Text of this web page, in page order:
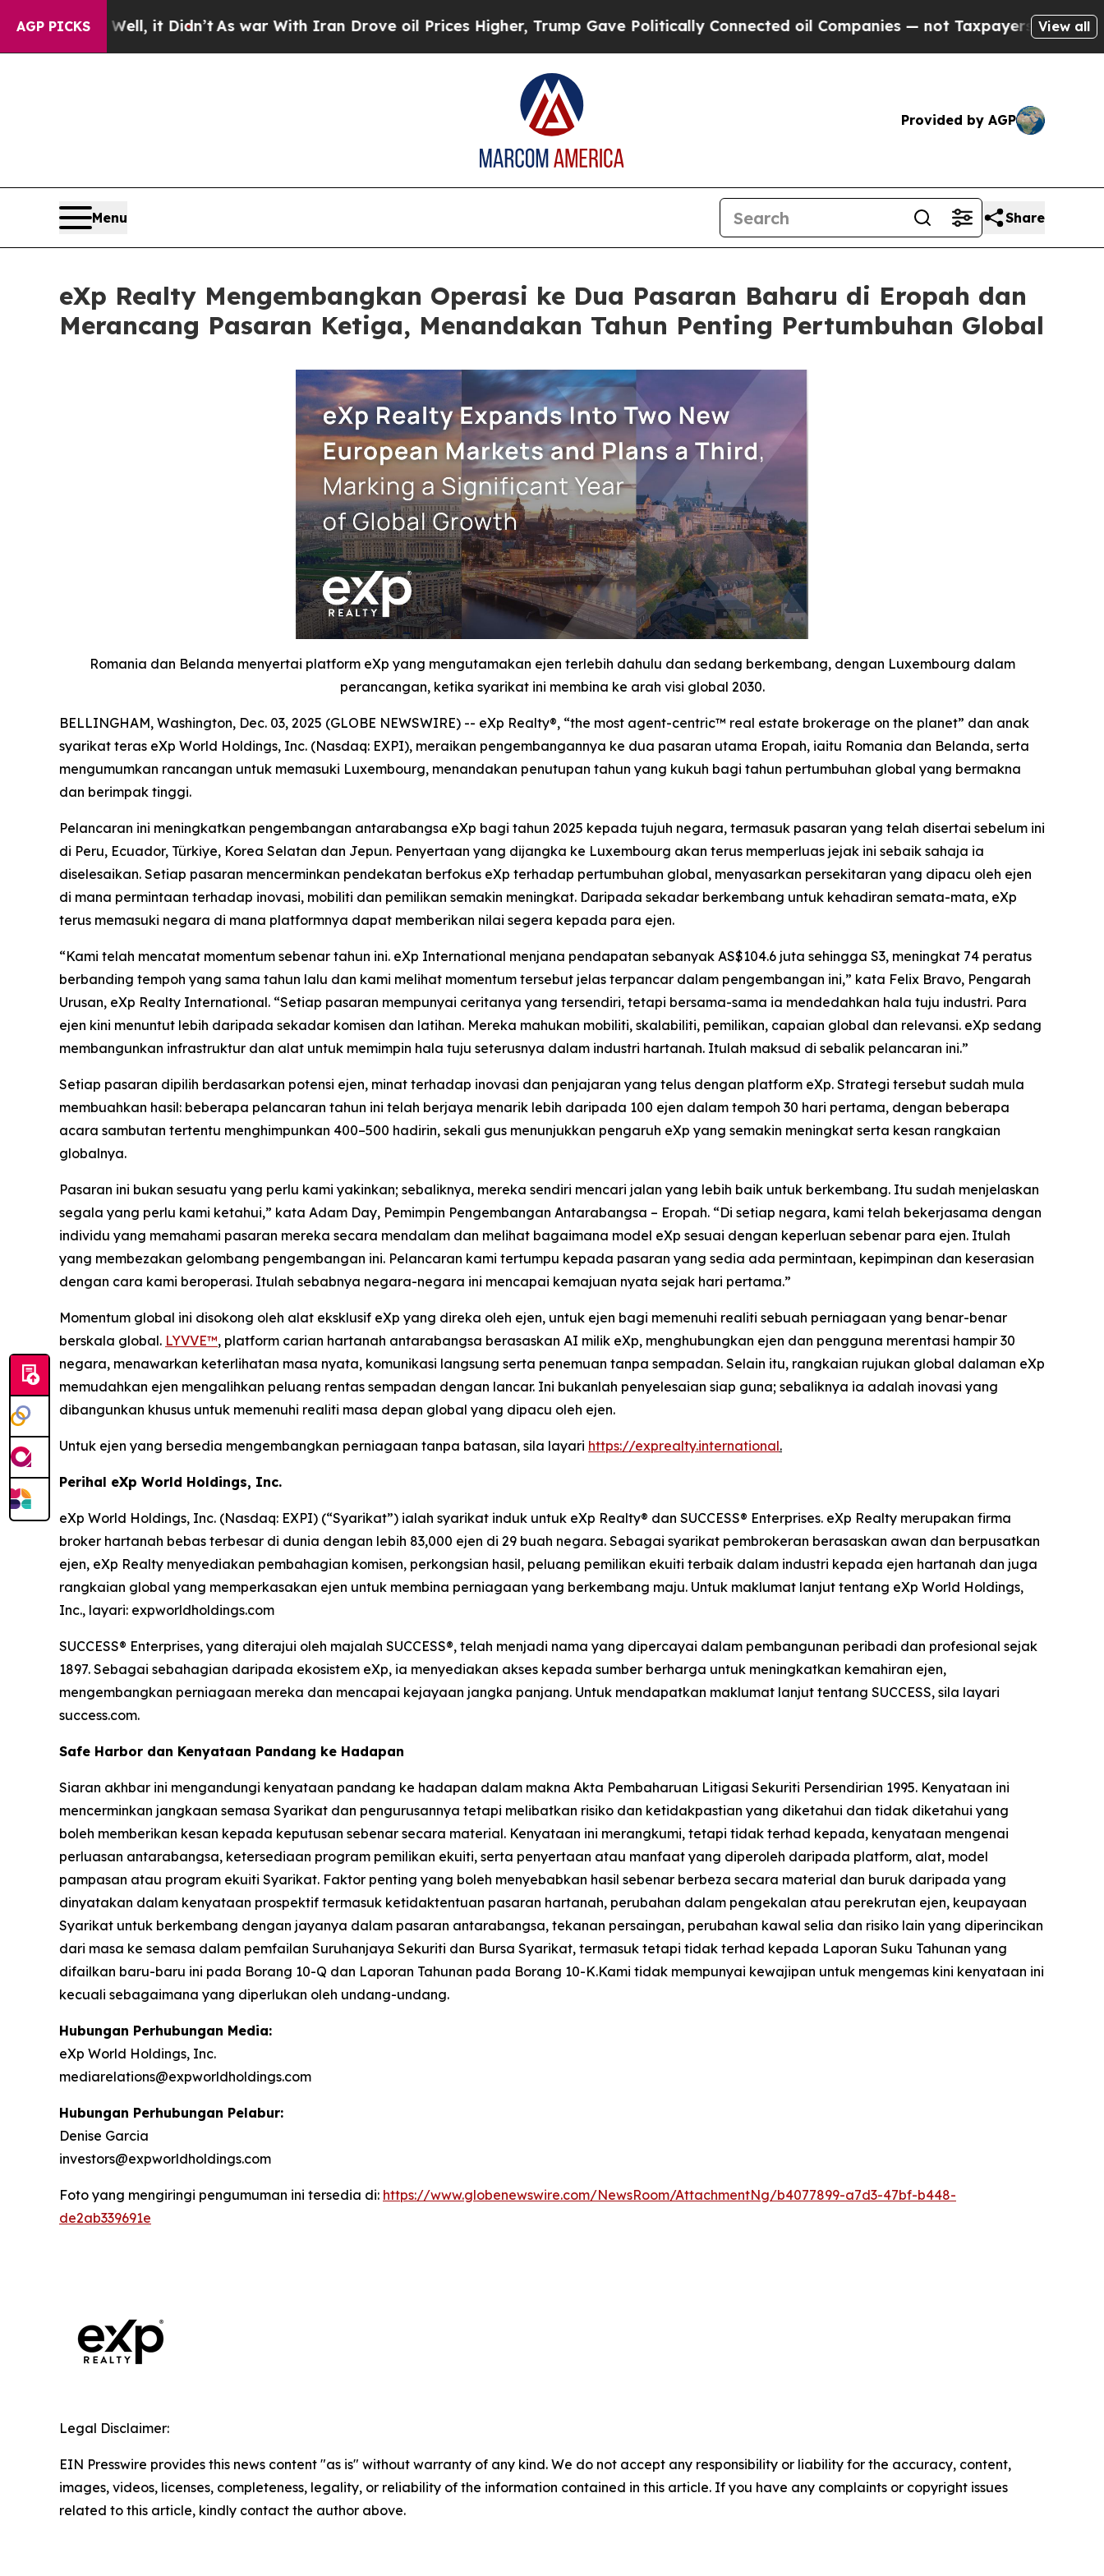
AGP PICKS
it Didn’t As war With Iran Drove oil Prices Higher, Trump Gave Politically Connected oil Companies — not Taxpayers — the Chance toView all
Provided by AGP
Menu Share
eXp Realty Mengembangkan Operasi ke Dua Pasaran Baharu di Eropah dan
Merancang Pasaran Ketiga, Menandakan Tahun Penting Pertumbuhan Global
Romania dan Belanda menyertai platform eXp yang mengutamakan ejen terlebih dahulu dan sedang berkembang, dengan Luxembourg dalam
perancangan, ketika syarikat ini membina ke arah visi global 2030.
BELLINGHAM, Washington, Dec. 03, 2025 (GLOBE NEWSWIRE) -- eXp Realty®, “the most agent-centric™ real estate brokerage on the planet” dan anak
syarikat teras eXp World Holdings, Inc. (Nasdaq: EXPI), meraikan pengembangannya ke dua pasaran utama Eropah, iaitu Romania dan Belanda, serta
mengumumkan rancangan untuk memasuki Luxembourg, menandakan penutupan tahun yang kukuh bagi tahun pertumbuhan global yang bermakna
dan berimpak tinggi.
Pelancaran ini meningkatkan pengembangan antarabangsa eXp bagi tahun 2025 kepada tujuh negara, termasuk pasaran yang telah disertai sebelum ini
di Peru, Ecuador, Türkiye, Korea Selatan dan Jepun. Penyertaan yang dijangka ke Luxembourg akan terus memperluas jejak ini sebaik sahaja ia
diselesaikan. Setiap pasaran mencerminkan pendekatan berfokus eXp terhadap pertumbuhan global, menyasarkan persekitaran yang dipacu oleh ejen
di mana permintaan terhadap inovasi, mobiliti dan pemilikan semakin meningkat. Daripada sekadar berkembang untuk kehadiran semata-mata, eXp
terus memasuki negara di mana platformnya dapat memberikan nilai segera kepada para ejen.
“Kami telah mencatat momentum sebenar tahun ini. eXp International menjana pendapatan sebanyak AS$104.6 juta sehingga S3, meningkat 74 peratus
berbanding tempoh yang sama tahun lalu dan kami melihat momentum tersebut jelas terpancar dalam pengembangan ini,” kata Felix Bravo, Pengarah
Urusan, eXp Realty International. “Setiap pasaran mempunyai ceritanya yang tersendiri, tetapi bersama-sama ia mendedahkan hala tuju industri. Para
ejen kini menuntut lebih daripada sekadar komisen dan latihan. Mereka mahukan mobiliti, skalabiliti, pemilikan, capaian global dan relevansi. eXp sedang
membangunkan infrastruktur dan alat untuk memimpin hala tuju seterusnya dalam industri hartanah. Itulah maksud di sebalik pelancaran ini.”
Setiap pasaran dipilih berdasarkan potensi ejen, minat terhadap inovasi dan penjajaran yang telus dengan platform eXp. Strategi tersebut sudah mula
membuahkan hasil: beberapa pelancaran tahun ini telah berjaya menarik lebih daripada 100 ejen dalam tempoh 30 hari pertama, dengan beberapa
acara sambutan tertentu menghimpunkan 400–500 hadirin, sekali gus menunjukkan pengaruh eXp yang semakin meningkat serta kesan rangkaian
globalnya.
Pasaran ini bukan sesuatu yang perlu kami yakinkan; sebaliknya, mereka sendiri mencari jalan yang lebih baik untuk berkembang. Itu sudah menjelaskan
segala yang perlu kami ketahui,” kata Adam Day, Pemimpin Pengembangan Antarabangsa – Eropah. “Di setiap negara, kami telah bekerjasama dengan
individu yang memahami pasaran mereka secara mendalam dan melihat bagaimana model eXp sesuai dengan keperluan sebenar para ejen. Itulah
yang membezakan gelombang pengembangan ini. Pelancaran kami tertumpu kepada pasaran yang sedia ada permintaan, kepimpinan dan keserasian
dengan cara kami beroperasi. Itulah sebabnya negara-negara ini mencapai kemajuan nyata sejak hari pertama.”
Momentum global ini disokong oleh alat eksklusif eXp yang direka oleh ejen, untuk ejen bagi memenuhi realiti sebuah perniagaan yang benar-benar
berskala global. LYVVE™, platform carian hartanah antarabangsa berasaskan AI milik eXp, menghubungkan ejen dan pengguna merentasi hampir 30
negara, menawarkan keterlihatan masa nyata, komunikasi langsung serta penemuan tanpa sempadan. Selain itu, rangkaian rujukan global dalaman eXp
memudahkan ejen mengalihkan peluang rentas sempadan dengan lancar. Ini bukanlah penyelesaian siap guna; sebaliknya ia adalah inovasi yang
dibangunkan khusus untuk memenuhi realiti masa depan global yang dipacu oleh ejen.
Untuk ejen yang bersedia mengembangkan perniagaan tanpa batasan, sila layari https://exprealty.international.
Perihal eXp World Holdings, Inc.
eXp World Holdings, Inc. (Nasdaq: EXPI) (“Syarikat”) ialah syarikat induk untuk eXp Realty® dan SUCCESS® Enterprises. eXp Realty merupakan firma
broker hartanah bebas terbesar di dunia dengan lebih 83,000 ejen di 29 buah negara. Sebagai syarikat pembrokeran berasaskan awan dan berpusatkan
ejen, eXp Realty menyediakan pembahagian komisen, perkongsian hasil, peluang pemilikan ekuiti terbaik dalam industri kepada ejen hartanah dan juga
rangkaian global yang memperkasakan ejen untuk membina perniagaan yang berkembang maju. Untuk maklumat lanjut tentang eXp World Holdings,
Inc., layari: expworldholdings.com
SUCCESS® Enterprises, yang diterajui oleh majalah SUCCESS®, telah menjadi nama yang dipercayai dalam pembangunan peribadi dan profesional sejak
1897. Sebagai sebahagian daripada ekosistem eXp, ia menyediakan akses kepada sumber berharga untuk meningkatkan kemahiran ejen,
mengembangkan perniagaan mereka dan mencapai kejayaan jangka panjang. Untuk mendapatkan maklumat lanjut tentang SUCCESS, sila layari
success.com.
Safe Harbor dan Kenyataan Pandang ke Hadapan
Siaran akhbar ini mengandungi kenyataan pandang ke hadapan dalam makna Akta Pembaharuan Litigasi Sekuriti Persendirian 1995. Kenyataan ini
mencerminkan jangkaan semasa Syarikat dan pengurusannya tetapi melibatkan risiko dan ketidakpastian yang diketahui dan tidak diketahui yang
boleh memberikan kesan kepada keputusan sebenar secara material. Kenyataan ini merangkumi, tetapi tidak terhad kepada, kenyataan mengenai
perluasan antarabangsa, ketersediaan program pemilikan ekuiti, serta penyertaan atau manfaat yang diperoleh daripada platform, alat, model
pampasan atau program ekuiti Syarikat. Faktor penting yang boleh menyebabkan hasil sebenar berbeza secara material dan buruk daripada yang
dinyatakan dalam kenyataan prospektif termasuk ketidaktentuan pasaran hartanah, perubahan dalam pengekalan atau perekrutan ejen, keupayaan
Syarikat untuk berkembang dengan jayanya dalam pasaran antarabangsa, tekanan persaingan, perubahan kawal selia dan risiko lain yang diperincikan
dari masa ke semasa dalam pemfailan Suruhanjaya Sekuriti dan Bursa Syarikat, termasuk tetapi tidak terhad kepada Laporan Suku Tahunan yang
difailkan baru-baru ini pada Borang 10-Q dan Laporan Tahunan pada Borang 10-K.Kami tidak mempunyai kewajipan untuk mengemas kini kenyataan ini
kecuali sebagaimana yang diperlukan oleh undang-undang.
Hubungan Perhubungan Media:
eXp World Holdings, Inc.
mediarelations@expworldholdings.com
Hubungan Perhubungan Pelabur:
Denise Garcia
investors@expworldholdings.com
Foto yang mengiringi pengumuman ini tersedia di: https://www.globenewswire.com/NewsRoom/AttachmentNg/b4077899-a7d3-47bf-b448-
de2ab339691e
Legal Disclaimer:
EIN Presswire provides this news content "as is" without warranty of any kind. We do not accept any responsibility or liability for the accuracy, content,
images, videos, licenses, completeness, legality, or reliability of the information contained in this article. If you have any complaints or copyright issues
related to this article, kindly contact the author above.